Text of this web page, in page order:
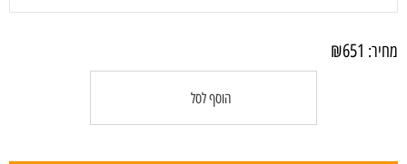
מחיר: ₪651
הוסף לסל